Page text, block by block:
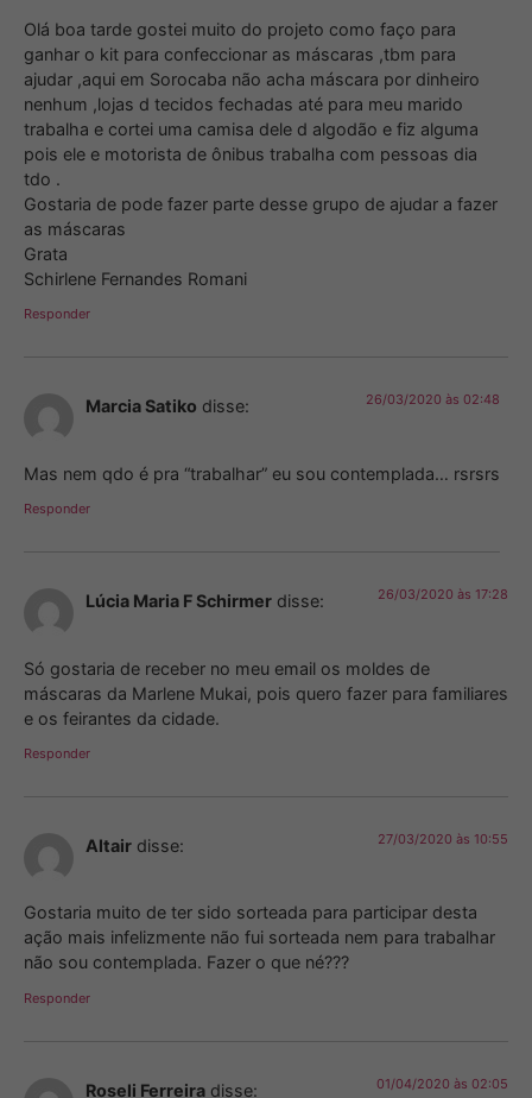
Olá boa tarde gostei muito do projeto como faço para
ganhar o kit para confeccionar as máscaras ,tbm para
ajudar ,aqui em Sorocaba não acha máscara por dinheiro
nenhum ,lojas d tecidos fechadas até para meu marido
trabalha e cortei uma camisa dele d algodão e fiz alguma
pois ele e motorista de ônibus trabalha com pessoas dia
tdo .
Gostaria de pode fazer parte desse grupo de ajudar a fazer
as máscaras
Grata
Schirlene Fernandes Romani
Responder
Marcia Satiko disse: 26/03/2020 às 02:48
Mas nem qdo é pra “trabalhar” eu sou contemplada… rsrsrs
Responder
Lúcia Maria F Schirmer disse: 26/03/2020 às 17:28
Só gostaria de receber no meu email os moldes de
máscaras da Marlene Mukai, pois quero fazer para familiares
e os feirantes da cidade.
Responder
Altair disse: 27/03/2020 às 10:55
Gostaria muito de ter sido sorteada para participar desta
ação mais infelizmente não fui sorteada nem para trabalhar
não sou contemplada. Fazer o que né???
Responder
Roseli Ferreira disse: 01/04/2020 às 02:05